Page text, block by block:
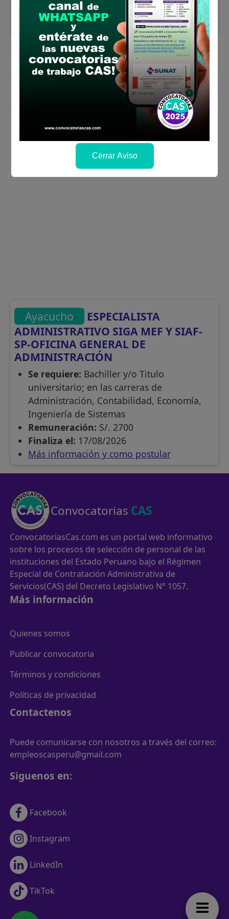
Finaliza el:17/08/2026
Más información y como postular
Ayacucho
ESPECIALISTA
ADMINISTRATIVO SIGA MEF Y SIAF-
SP-OFICINA GENERAL DE
ADMINISTRACIÓN
Se requiere: Bachiller y/o Titulo
universitario; en las carreras de
Administración, Contabilidad, Economía,
Ingeniería de Sistemas
Remuneración: S/. 2700
Finaliza el: 17/08/2026
Más información y como postular
Convocatorias CAS
ConvocatoriasCas.com es un portal web informativo
sobre los procesos de selección de personal de las
instituciones del Estado Peruano bajo el Régimen
Especial de Contratación Administrativa de
Servicios(CAS) del Decreto Legislativo N° 1057.
Más información
Quienes somos
Publicar convocatoria
Términos y condiciones
Políticas de privacidad
Contactenos
Puede comunicarse con nosotros a través del correo:
empleoscasperu@gmail.com
Siguenos en:
Facebook
Instagram
LinkedIn
TikTok
Cerrar Aviso